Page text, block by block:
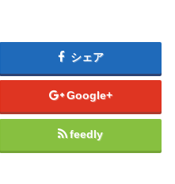
シェア
Google+
feedly